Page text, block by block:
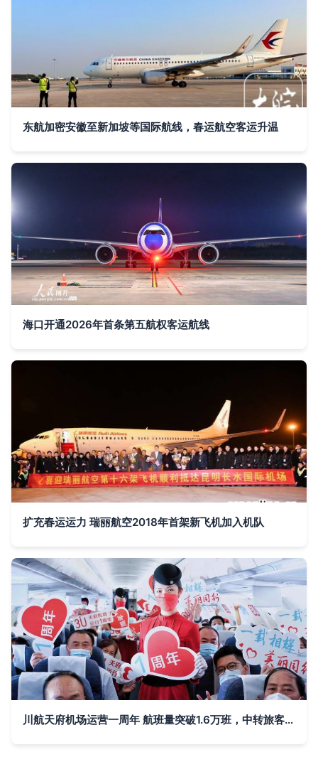
东航加密安徽至新加坡等国际航线，春运航空客运升温
海口开通2026年首条第五航权客运航线
扩充春运运力 瑞丽航空2018年首架新飞机加入机队
川航天府机场运营一周年 航班量突破1.6万班，中转旅客量居天府航司首位